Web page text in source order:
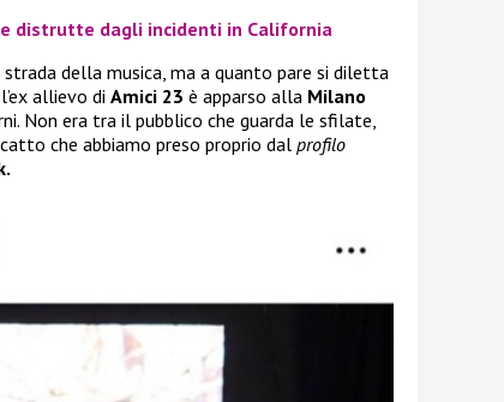
distrutte dagli incidenti in California
della musica, ma a quanto pare si diletta
allievo di Amici 23 è apparso alla Milano
Non era tra il pubblico che guarda le sfilate,
che abbiamo preso proprio dal profilo